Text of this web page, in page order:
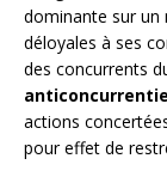
dominante sur un
déloyales à ses
des concurrents
actions
pour effet de